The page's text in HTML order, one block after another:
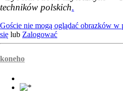
techników polskich.
Goście nie mogą oglądać obrazków w
się lub Zalogować
koneho